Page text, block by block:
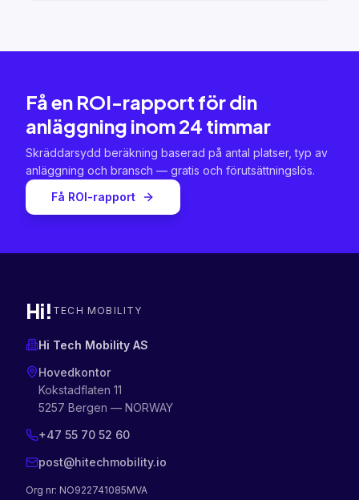
Få en ROI-rapport för din
anläggning inom 24 timmar
Skräddarsydd beräkning baserad på antal platser, typ av
anläggning och bransch — gratis och förutsättningslös.
Få ROI-rapport
Hi! TECH MOBILITY
Hi Tech Mobility AS
Hovedkontor
Kokstadflaten 11
5257 Bergen — NORWAY
+47 55 70 52 60
post@hitechmobility.io
Org nr: NO922741085MVA